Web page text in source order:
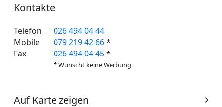
Kontakte
Telefon
026 494 04 44
Mobile
079 219 42 66*
Fax
026 494 04 45*
* Wünscht keine Werbung
Auf Karte zeigen